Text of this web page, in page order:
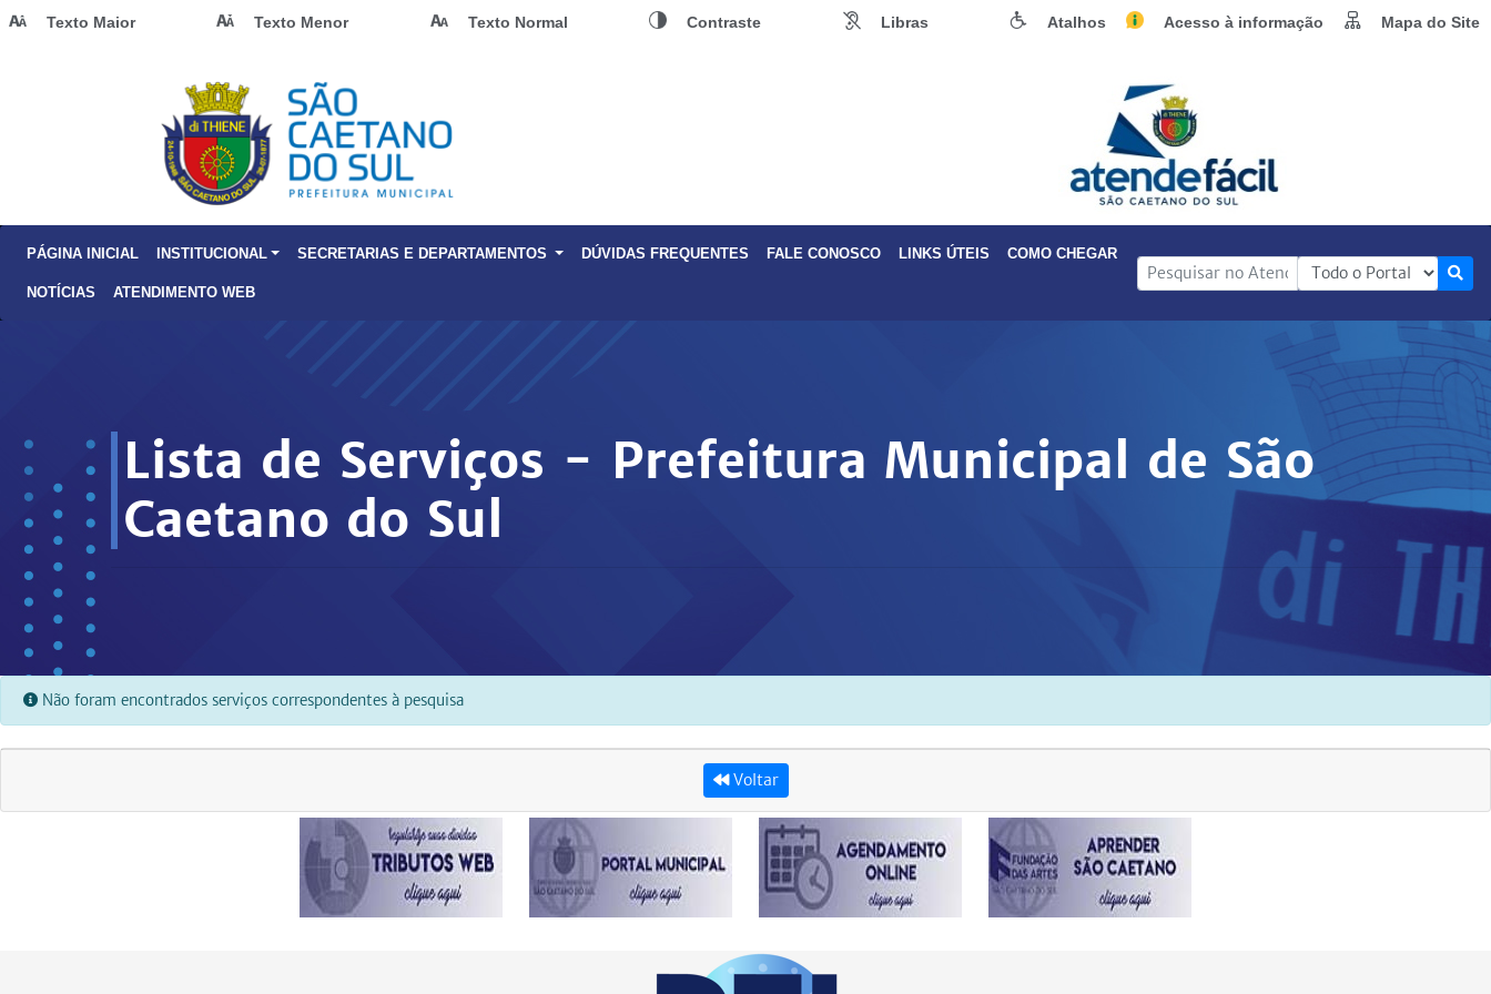
Texto Maior Texto Menor Texto Normal Contraste Libras Atalhos Acesso à informação Mapa do Site
PÁGINA INICIAL INSTITUCIONAL SECRETARIAS E DEPARTAMENTOS DÚVIDAS FREQUENTES FALE CONOSCO LINKS ÚTEIS COMO CHEGAR
NOTÍCIAS ATENDIMENTO WEB
Lista de Serviços - Prefeitura Municipal de São
Caetano do Sul
Não foram encontrados serviços correspondentes à pesquisa
Voltar